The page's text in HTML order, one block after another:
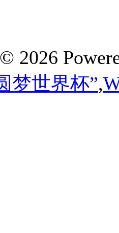
2026
梦世界杯”,